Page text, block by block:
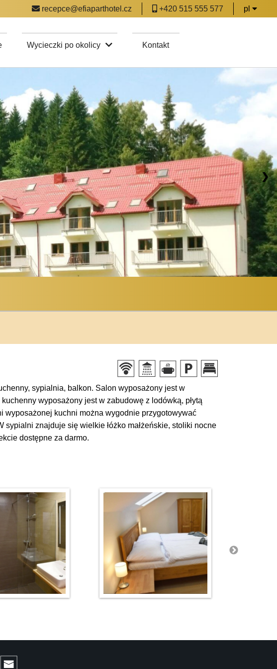
recepce@efiaparthotel.cz +420 515 555 577 pl
Wycieczki po okolicy Kontakt
❯
sypialnia, balkon. Salon wyposażony jest w
wyposażony jest w zabudowę z lodówką, płytą
wyposażonej kuchni można wygodnie przygotowywać
znajduje się wielkie łóżko małżeńskie, stoliki nocne
dostępne za darmo.